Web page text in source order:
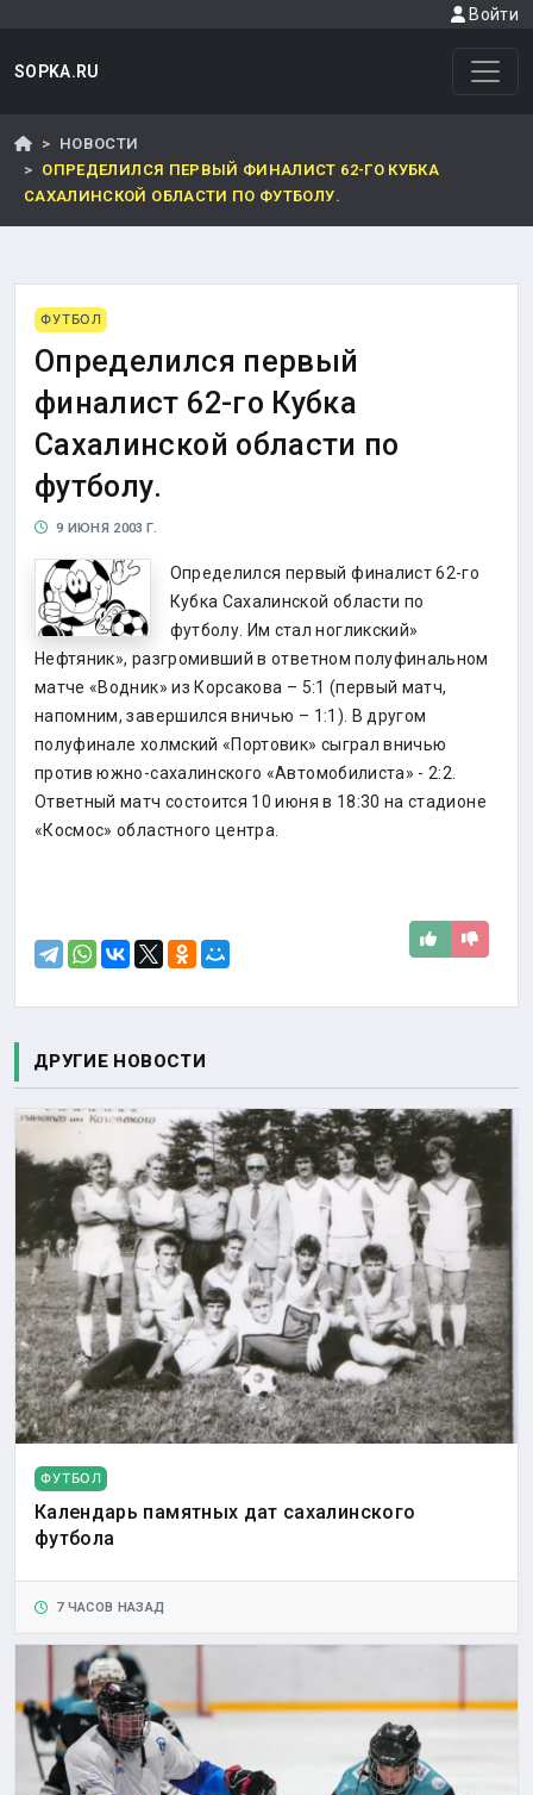
Войти
SOPKA.RU
НОВОСТИ
ОПРЕДЕЛИЛСЯ ПЕРВЫЙ ФИНАЛИСТ 62-ГО КУБКА
САХАЛИНСКОЙ ОБЛАСТИ ПО ФУТБОЛУ.
ФУТБОЛ
Определился первый
финалист 62-го Кубка
Сахалинской области по
футболу.
9 ИЮНЯ 2003 Г.
Определился первый финалист 62-го
Кубка Сахалинской области по
футболу. Им стал ногликский»
Нефтяник», разгромивший в ответном полуфинальном
матче «Водник» из Корсакова – 5:1 (первый матч,
напомним, завершился вничью – 1:1). В другом
полуфинале холмский «Портовик» сыграл вничью
против южно-сахалинского «Автомобилиста» - 2:2.
Ответный матч состоится 10 июня в 18:30 на стадионе
«Космос» областного центра.
ДРУГИЕ НОВОСТИ
ФУТБОЛ
Календарь памятных дат сахалинского
футбола
7 ЧАСОВ НАЗАД